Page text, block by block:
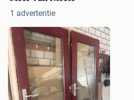
1 advertentie